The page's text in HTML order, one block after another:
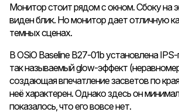
Монитор стоит рядом с окном. Сбоку на
виден блик. Но монитор дает отличную
темных сценах.
В OSiO Baseline B27-01b установлена
так называемый glow-эффект
создающая впечатление засветов по
неё характерен. Однако здесь он
показалось, что его вовсе нет.